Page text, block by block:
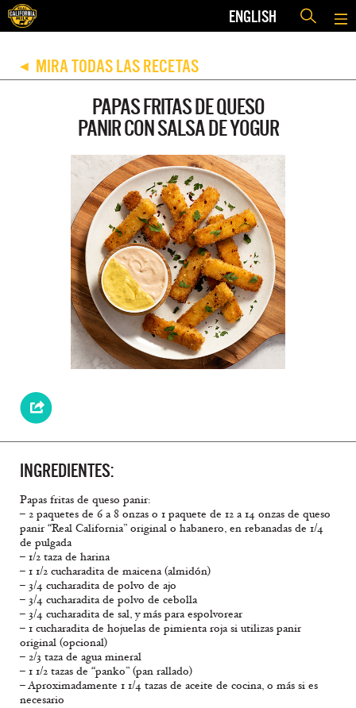
ENGLISH
◀ MIRA TODAS LAS RECETAS
PAPAS FRITAS DE QUESO
PANIR CON SALSA DE YOGUR
INGREDIENTES:
Papas fritas de queso panir:
– 2 paquetes de 6 a 8 onzas o 1 paquete de 12 a 14 onzas de queso
panir “Real California” original o habanero, en rebanadas de 1/4
de pulgada
– 1/2 taza de harina
– 1 1/2 cucharadita de maicena (almidón)
– 3/4 cucharadita de polvo de ajo
– 3/4 cucharadita de polvo de cebolla
– 3/4 cucharadita de sal, y más para espolvorear
– 1 cucharadita de hojuelas de pimienta roja si utilizas panir
original (opcional)
– 2/3 taza de agua mineral
– 1 1/2 tazas de “panko” (pan rallado)
– Aproximadamente 1 1/4 tazas de aceite de cocina, o más si es
necesario